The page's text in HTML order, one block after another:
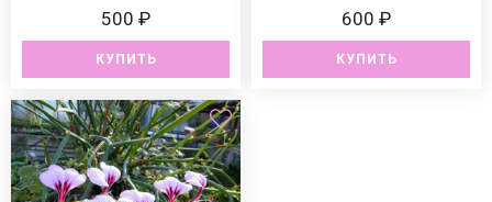
500 ₽
КУПИТЬ
600 ₽
КУПИТЬ